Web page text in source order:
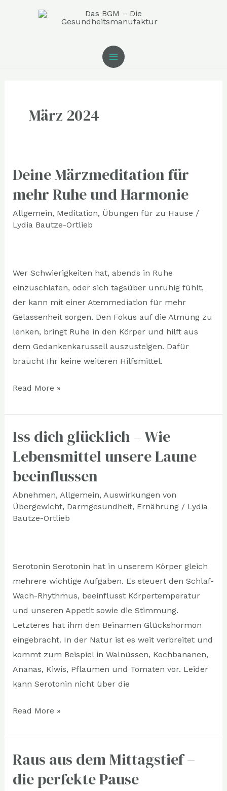
MAIN
März 2024
Deine Märzmeditation für
mehr Ruhe und Harmonie
Allgemein, Meditation, Übungen für zu Hause /
Lydia Bautze-Ortlieb
Wer Schwierigkeiten hat, abends in Ruhe
einzuschlafen, oder sich tagsüber unruhig fühlt,
der kann mit einer Atemmediation für mehr
Gelassenheit sorgen. Den Fokus auf die Atmung zu
lenken, bringt Ruhe in den Körper und hilft aus
dem Gedankenkarussell auszusteigen. Dafür
braucht Ihr keine weiteren Hilfsmittel.
Deine
für
mehr
Ruhe
Read More »
Iss dich glücklich – Wie
Lebensmittel unsere Laune
beeinflussen
Abnehmen, Allgemein, Auswirkungen von
Übergewicht, Darmgesundheit, Ernährung/ Lydia
Bautze-Ortlieb
Serotonin Serotonin hat in unserem Körper gleich
mehrere wichtige Aufgaben. Es steuert den Schlaf-
Wach-Rhythmus, beeinflusst Körpertemperatur
und unseren Appetit sowie die Stimmung.
Letzteres hat ihm den Beinamen Glückshormon
eingebracht. In der Natur ist es weit verbreitet und
kommt zum Beispiel in Walnüssen, Kochbananen,
Ananas, Kiwis, Pflaumen und Tomaten vor. Leider
kann Serotonin nicht über die
Iss
glücklich
–
Wie
Lebensmittel
unsere
Read More »
Raus aus dem Mittagstief –
die perfekte Pause
Raus
dem